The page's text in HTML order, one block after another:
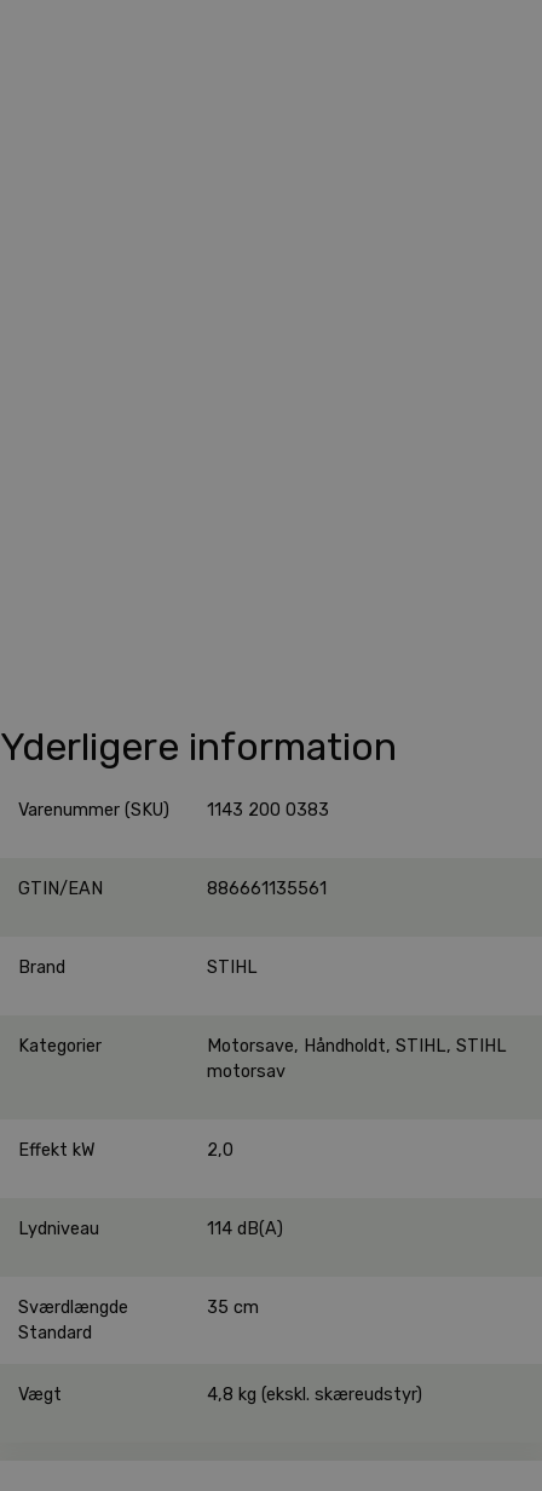
Yderligere information
Varenummer (SKU) 1143 200 0383
GTIN/EAN 886661135561
Brand STIHL
Kategorier Motorsave, Håndholdt, STIHL, STIHL
motorsav
Effekt kW 2,0
Lydniveau 114 dB(A)
Sværdlængde
Standard
35 cm
Vægt 4,8 kg (ekskl. skæreudstyr)